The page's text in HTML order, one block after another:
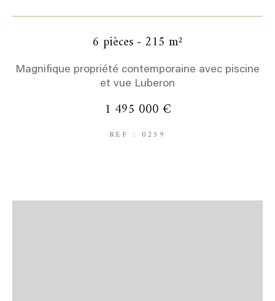
6 pièces - 215 m²
Magnifique propriété contemporaine avec piscine
et vue Luberon
1 495 000 €
REF : 0259